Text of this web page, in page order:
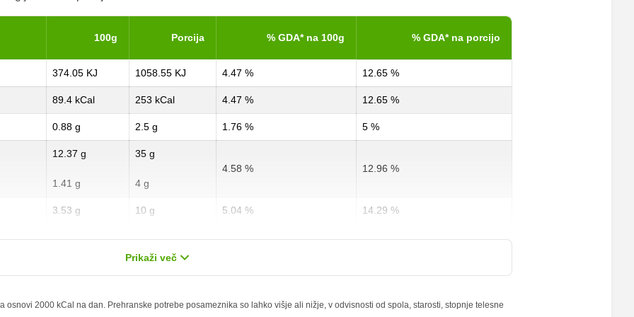
100g Porcija % GDA* na 100g % GDA* na porcijo
374.05 KJ 1058.55 KJ 4.47 % 12.65 %
89.4 kCal 253 kCal 4.47 % 12.65 %
0.88 g 2.5 g 1.76 % 5 %
12.37 g
1.41 g
35 g
4 g
4.58 % 12.96 %
3.53 g
0.18 g
10 g
0.5 g
5.04 %
0.9 %
14.29 %
2.5 %
Prikaži več
osnovi 2000 kCal na dan. Prehranske potrebe posameznika so lahko višje ali nižje, v odvisnosti od spola, starosti, stopnje telesne